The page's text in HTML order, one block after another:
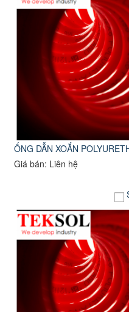
ỐNG DẪN XOẮN
Giá bán: Liên hệ